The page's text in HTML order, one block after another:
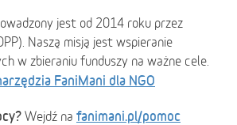
jest od 2014 roku przez
Naszą misją jest wspieranie
w zbieraniu funduszy na ważne cele.
FaniMani dla NGO
Wejdź na fanimani.pl/pomoc